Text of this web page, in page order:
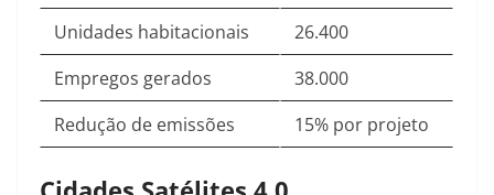
Unidades habitacionais
26.400
Empregos gerados
38.000
Redução de emissões
15% por projeto